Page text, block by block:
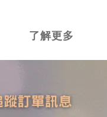
了解更多